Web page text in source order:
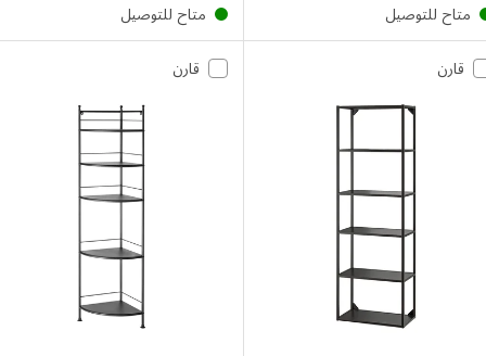
للتوصيل متاح للتوصيل
قارن قارن